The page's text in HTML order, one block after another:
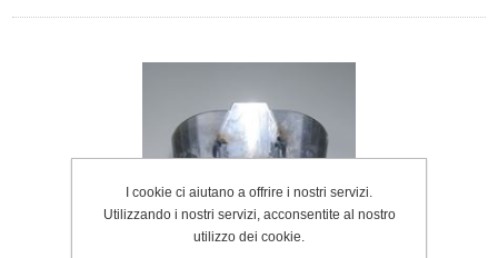
I cookie ci aiutano a offrire i nostri servizi.
Utilizzando i nostri servizi, acconsentite al nostro
utilizzo dei cookie.